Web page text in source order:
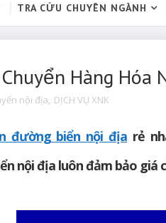
TRA CỨU CHUYÊN NGÀNH
Hàng
nội địa, DỊCH VỤ XNK
đường biển nội địa rẻ
nội địa luôn đảm bảo